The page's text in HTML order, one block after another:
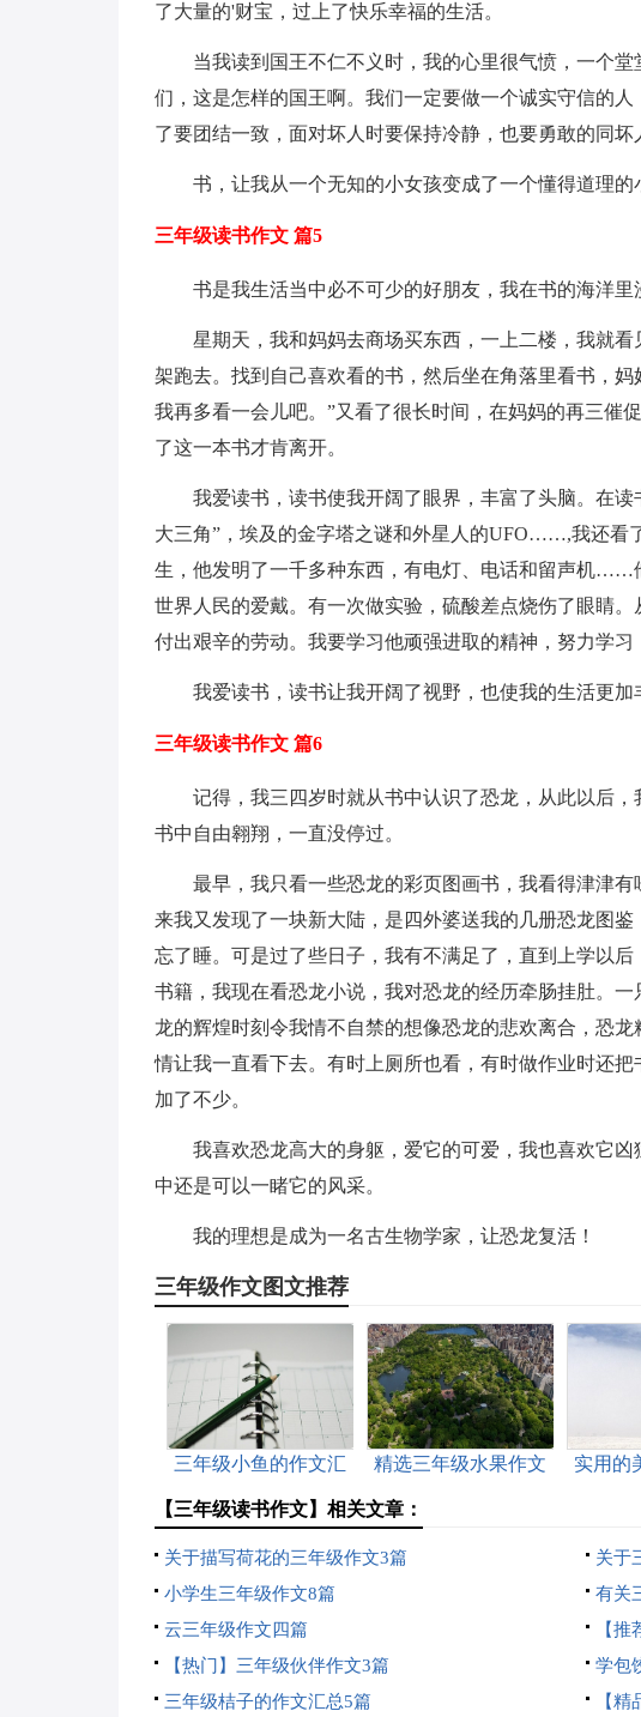
了大量的'财宝，过上了快乐幸福的生活。
当我读到国王不仁不义时，我的心里很气愤，一个
们，这是怎样的国王啊。我们一定要做一个诚实守信的
了要团结一致，面对坏人时要保持冷静，也要勇敢的同坏
书，让我从一个无知的小女孩变成了一个懂得道理的
三年级读书作文 篇5
书是我生活当中必不可少的好朋友，我在书的海洋里
星期天，我和妈妈去商场买东西，一上二楼，我就
架跑去。找到自己喜欢看的书，然后坐在角落里看书，
我再多看一会儿吧。”又看了很长时间，在妈妈的再三催
了这一本书才肯离开。
我爱读书，读书使我开阔了眼界，丰富了头脑。在
大三角”，埃及的金字塔之谜和外星人的UFO……,我还看
生，他发明了一千多种东西，有电灯、电话和留声机……
世界人民的爱戴。有一次做实验，硫酸差点烧伤了眼睛
付出艰辛的劳动。我要学习他顽强进取的精神，努力学习
我爱读书，读书让我开阔了视野，也使我的生活更加
三年级读书作文 篇6
记得，我三四岁时就从书中认识了恐龙，从此以后
书中自由翱翔，一直没停过。
最早，我只看一些恐龙的彩页图画书，我看得津津
来我又发现了一块新大陆，是四外婆送我的几册恐龙图
忘了睡。可是过了些日子，我有不满足了，直到上学以
书籍，我现在看恐龙小说，我对恐龙的经历牵肠挂肚。
龙的辉煌时刻令我情不自禁的想像恐龙的悲欢离合，恐
情让我一直看下去。有时上厕所也看，有时做作业时还
加了不少。
我喜欢恐龙高大的身躯，爱它的可爱，我也喜欢它
中还是可以一睹它的风采。
我的理想是成为一名古生物学家，让恐龙复活！
三年级作文图文推荐
三年级小鱼的作文汇
精选三年级水果作文
实用的
【三年级读书作文】相关文章：
关于描写荷花的三年级作文3篇
关于
小学生三年级作文8篇
有关
云三年级作文四篇
【
【热门】三年级伙伴作文3篇
学包
三年级桔子的作文汇总5篇
【